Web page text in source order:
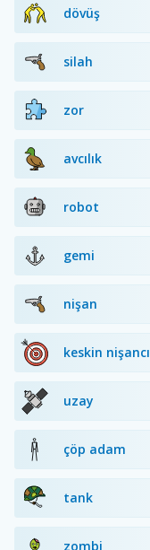
dövüş
silah
zor
avcılık
robot
gemi
nişan
keskin nişancı
uzay
çöp adam
tank
zombi